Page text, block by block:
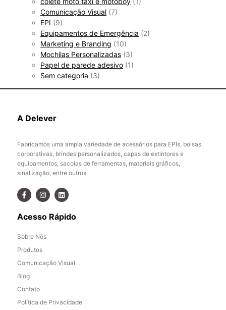
Comunicação Visual (7)
EPI (9)
Equipamentos de Emergência (2)
Marketing e Branding (10)
Mochilas Personalizadas (3)
Papel de parede adesivo (1)
Sem categoria (3)
A Delever
Fabricamos uma ampla variedade de acessórios para EPIs, bolsas
corporativas, brindes personalizados, capas de extintores e
equipamentos, sacolas de ferramentas, materiais gráficos,
sinalização, entre outros.
Acesso Rápido
Sobre Nós
Produtos
Comunicação Visual
Blog
Contato
Política de Privacidade